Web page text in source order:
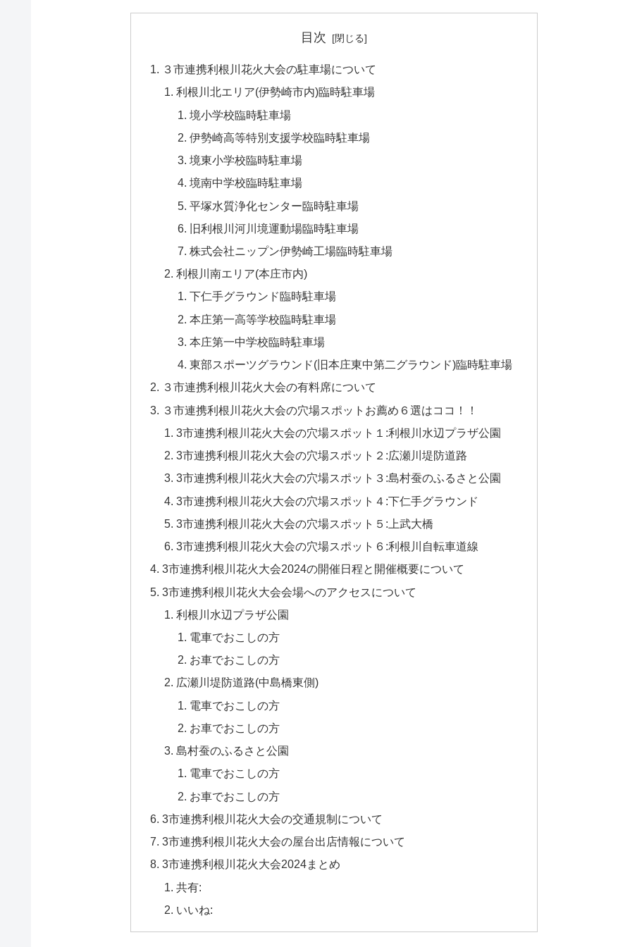
目次
３市連携利根川花火大会の駐車場について
利根川北エリア(伊勢崎市内)臨時駐車場
境小学校臨時駐車場
伊勢崎高等特別支援学校臨時駐車場
境東小学校臨時駐車場
境南中学校臨時駐車場
平塚水質浄化センター臨時駐車場
旧利根川河川境運動場臨時駐車場
株式会社ニップン伊勢崎工場臨時駐車場
利根川南エリア(本庄市内)
下仁手グラウンド臨時駐車場
本庄第一高等学校臨時駐車場
本庄第一中学校臨時駐車場
東部スポーツグラウンド(旧本庄東中第二グラウンド)臨時駐車場
３市連携利根川花火大会の有料席について
３市連携利根川花火大会の穴場スポットお薦め６選はココ！！
3市連携利根川花火大会の穴場スポット１:利根川水辺プラザ公園
3市連携利根川花火大会の穴場スポット２:広瀬川堤防道路
3市連携利根川花火大会の穴場スポット３:島村蚕のふるさと公園
3市連携利根川花火大会の穴場スポット４:下仁手グラウンド
3市連携利根川花火大会の穴場スポット５:上武大橋
3市連携利根川花火大会の穴場スポット６:利根川自転車道線
3市連携利根川花火大会2024の開催日程と開催概要について
3市連携利根川花火大会会場へのアクセスについて
利根川水辺プラザ公園
電車でおこしの方
お車でおこしの方
広瀬川堤防道路(中島橋東側)
電車でおこしの方
お車でおこしの方
島村蚕のふるさと公園
電車でおこしの方
お車でおこしの方
3市連携利根川花火大会の交通規制について
3市連携利根川花火大会の屋台出店情報について
3市連携利根川花火大会2024まとめ
共有:
いいね: